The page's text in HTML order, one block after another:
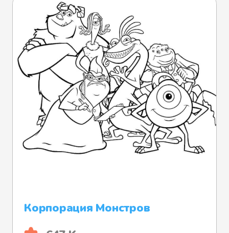
Корпорация Монстров